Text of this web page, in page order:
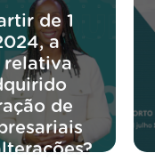
de 1
a
relativa
de